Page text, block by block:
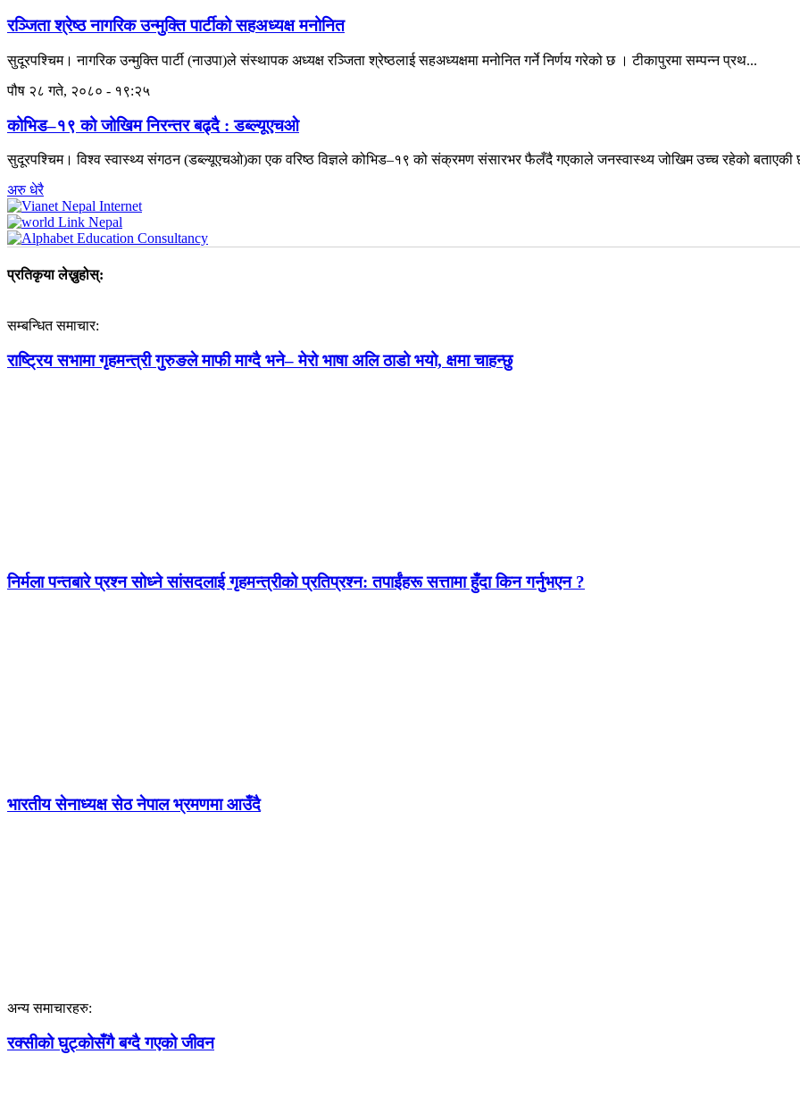
रञ्जिता श्रेष्ठ नागरिक उन्मुक्ति पार्टीको सहअध्यक्ष मनोनित
सुदूरपश्चिम। नागरिक उन्मुक्ति पार्टी (नाउपा)ले संस्थापक अध्यक्ष रञ्जिता श्रेष्ठलाई सहअध्यक्षमा मनोनित गर्ने निर्णय गरेको छ । टीकापुरमा सम्पन्न प्रथ...
पौष २८ गते, २०८० - १९:२५
कोभिड–१९ को जोखिम निरन्तर बढ्दै : डब्ल्यूएचओ
सुदूरपश्चिम। विश्व स्वास्थ्य संगठन (डब्ल्यूएचओ)का एक वरिष्ठ विज्ञले कोभिड–१९ को संक्रमण संसारभर फैलँदै गएकाले जनस्वास्थ्य जोखिम उच्च रहेको बताएकी
अरु धेरै
प्रतिकृया लेख्नुहोस्:
सम्बन्धित समाचार:
राष्ट्रिय सभामा गृहमन्त्री गुरुङले माफी माग्दै भने– मेरो भाषा अलि ठाडो भयो, क्षमा चाहन्छु
निर्मला पन्तबारे प्रश्न सोध्ने सांसदलाई गृहमन्त्रीको प्रतिप्रश्न: तपाईंहरू सत्तामा हुँदा किन गर्नुभएन ?
भारतीय सेनाध्यक्ष सेठ नेपाल भ्रमणमा आउँदै
अन्य समाचारहरु:
रक्सीको घुट्कोसँगै बग्दै गएको जीवन